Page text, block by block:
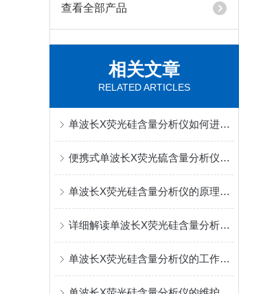
查看全部产品
相关文章
RELATED ARTICLES
单波长X荧光硅含量分析仪如何进行硅含量的测量？
便携式单波长X荧光硫含量分析仪适用于哪些领域？
单波长X荧光硅含量分析仪的原理及用途
详细解读单波长X荧光硅含量分析仪的主要用途
单波长X荧光硅含量分析仪的工作原理和用途